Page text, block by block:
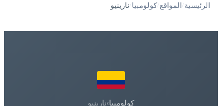
الرئيسية/المواقع/كولومبيا/نارينيو
كولومبيا›نارينيو